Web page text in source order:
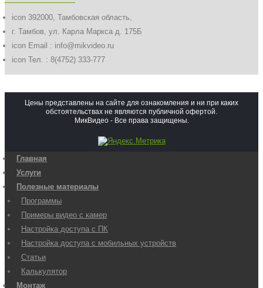
icon 392000, Тамбовская область,
г. Тамбов, ул. Карла Маркса д. 175Б
icon Email : info@mikvideo.ru
icon Тел. : 8(4752) 333-777
Цены представлены на сайте для ознакомления и ни при каких
обстоятельствах не являются публичной офертой.
МикВидео - Все права защищены.
Главная
Услуги
Полезные материалы
Программы
Примеры видео с камер
Настройка доступа с ПК
Настройка доступа с мобильных устройств
Статьи
Калькулятор
Монтаж